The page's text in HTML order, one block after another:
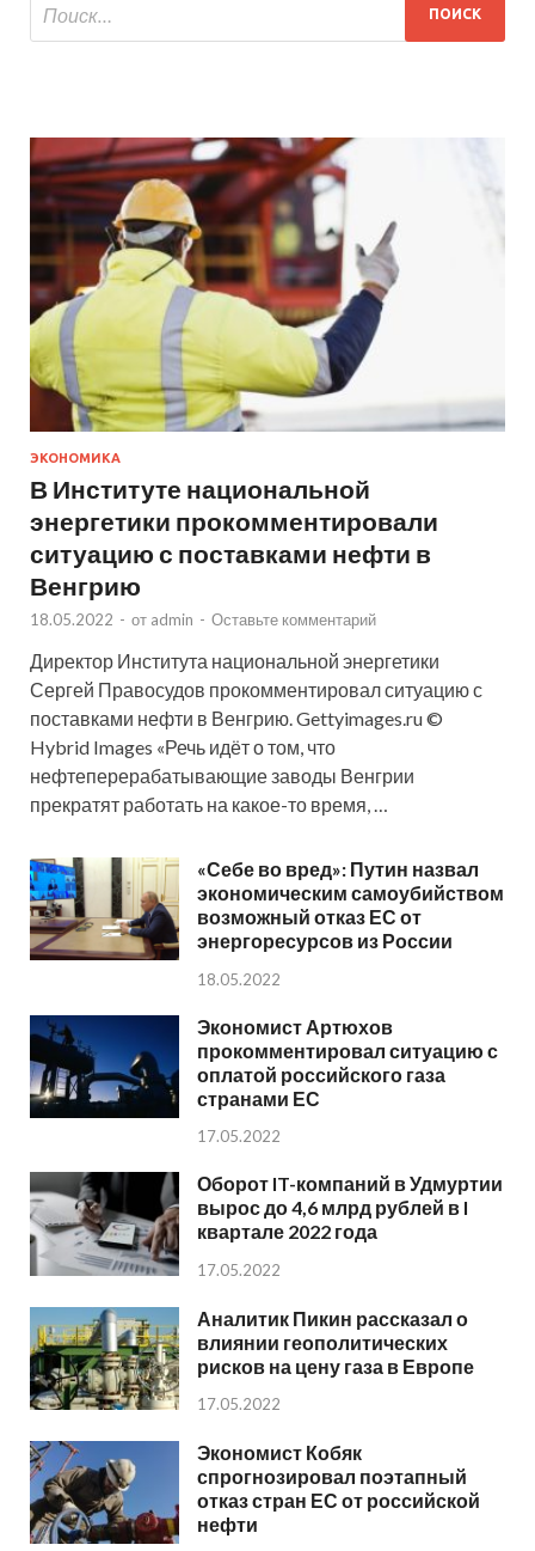
ЭКОНОМИКА
В Институте национальной
энергетики прокомментировали
ситуацию с поставками нефти в
Венгрию
18.05.2022 - от admin - Оставьте комментарий
Директор Института национальной энергетики
Сергей Правосудов прокомментировал ситуацию с
поставками нефти в Венгрию. Gettyimages.ru ©
Hybrid Images «Речь идёт о том, что
нефтеперерабатывающие заводы Венгрии
прекратят работать на какое-то время, …
«Себе во вред»: Путин назвал
экономическим самоубийством
возможный отказ ЕС от
энергоресурсов из России
18.05.2022
Экономист Артюхов
прокомментировал ситуацию с
оплатой российского газа
странами ЕС
17.05.2022
Оборот IT-компаний в Удмуртии
вырос до 4,6 млрд рублей в I
квартале 2022 года
17.05.2022
Аналитик Пикин рассказал о
влиянии геополитических
рисков на цену газа в Европе
17.05.2022
Экономист Кобяк
спрогнозировал поэтапный
отказ стран ЕС от российской
нефти